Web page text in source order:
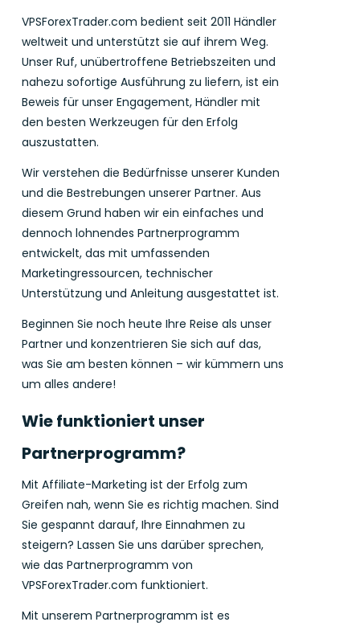
VPSForexTrader.com bedient seit 2011 Händler
weltweit und unterstützt sie auf ihrem Weg.
Unser Ruf, unübertroffene Betriebszeiten und
nahezu sofortige Ausführung zu liefern, ist ein
Beweis für unser Engagement, Händler mit
den besten Werkzeugen für den Erfolg
auszustatten.
Wir verstehen die Bedürfnisse unserer Kunden
und die Bestrebungen unserer Partner. Aus
diesem Grund haben wir ein einfaches und
dennoch lohnendes Partnerprogramm
entwickelt, das mit umfassenden
Marketingressourcen, technischer
Unterstützung und Anleitung ausgestattet ist.
Beginnen Sie noch heute Ihre Reise als unser
Partner und konzentrieren Sie sich auf das,
was Sie am besten können – wir kümmern uns
um alles andere!
Wie funktioniert unser
Partnerprogramm?
Mit Affiliate-Marketing ist der Erfolg zum
Greifen nah, wenn Sie es richtig machen. Sind
Sie gespannt darauf, Ihre Einnahmen zu
steigern? Lassen Sie uns darüber sprechen,
wie das Partnerprogramm von
VPSForexTrader.com funktioniert.
Mit unserem Partnerprogramm ist es